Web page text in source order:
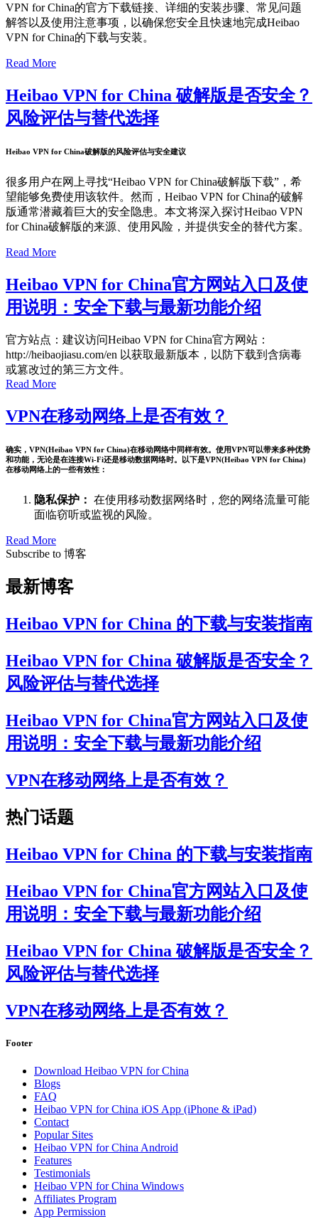
VPN for China的官方下载链接、详细的安装步骤、常见问题
解答以及使用注意事项，以确保您安全且快速地完成Heibao
VPN for China的下载与安装。
Read More
Heibao VPN for China 破解版是否安全？
风险评估与替代选择
Heibao VPN for China破解版的风险评估与安全建议
很多用户在网上寻找“Heibao VPN for China破解版下载”，希
望能够免费使用该软件。然而，Heibao VPN for China的破解
版通常潜藏着巨大的安全隐患。本文将深入探讨Heibao VPN
for China破解版的来源、使用风险，并提供安全的替代方案。
Read More
Heibao VPN for China官方网站入口及使
用说明：安全下载与最新功能介绍
官方站点：建议访问Heibao VPN for China官方网站：
http://heibaojiasu.com/en 以获取最新版本，以防下载到含病毒
或篡改过的第三方文件。
Read More
VPN在移动网络上是否有效？
确实，VPN(Heibao VPN for China)在移动网络中同样有效。使用VPN可以带来多种优势
和功能，无论是在连接Wi-Fi还是移动数据网络时。以下是VPN(Heibao VPN for China)
在移动网络上的一些有效性：
隐私保护： 在使用移动数据网络时，您的网络流量可能
面临窃听或监视的风险。
Read More
Subscribe to 博客
最新博客
Heibao VPN for China 的下载与安装指南
Heibao VPN for China 破解版是否安全？
风险评估与替代选择
Heibao VPN for China官方网站入口及使
用说明：安全下载与最新功能介绍
VPN在移动网络上是否有效？
热门话题
Heibao VPN for China 的下载与安装指南
Heibao VPN for China官方网站入口及使
用说明：安全下载与最新功能介绍
Heibao VPN for China 破解版是否安全？
风险评估与替代选择
VPN在移动网络上是否有效？
Footer
Download Heibao VPN for China
Blogs
FAQ
Heibao VPN for China iOS App (iPhone & iPad)
Contact
Popular Sites
Heibao VPN for China Android
Features
Testimonials
Heibao VPN for China Windows
Affiliates Program
App Permission